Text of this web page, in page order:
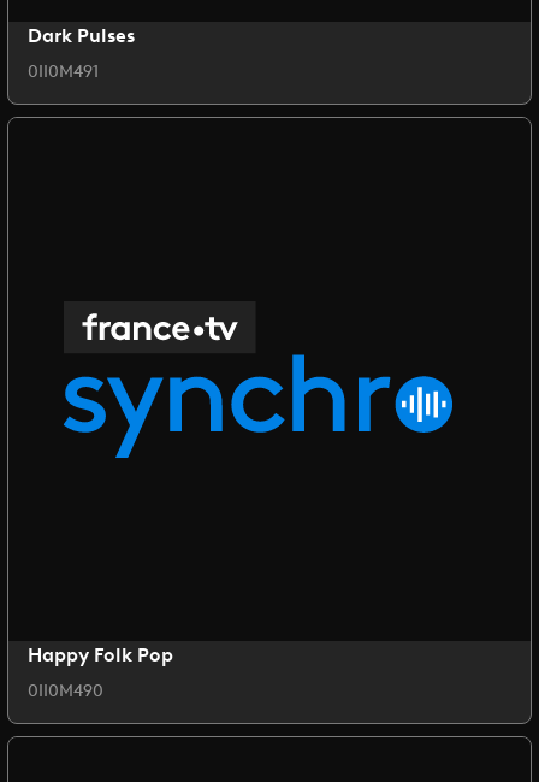
Dark Pulses
0II0M491
Happy Folk Pop
0II0M490